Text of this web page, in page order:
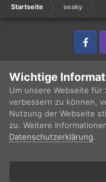
Startseite seaky
Copyright © 2003 -
Wichtige
Um unsere Webseite
verbessern zu können,
Nutzung der Webseite
zu. Weitere
Datenschutzerklärung.